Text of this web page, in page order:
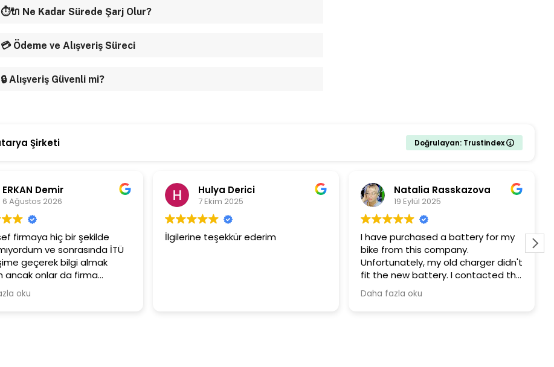
⏱️🔌 Ne Kadar Sürede Şarj Olur?
💳 Ödeme ve Alışveriş Süreci
🔒 Alışveriş Güvenli mi?